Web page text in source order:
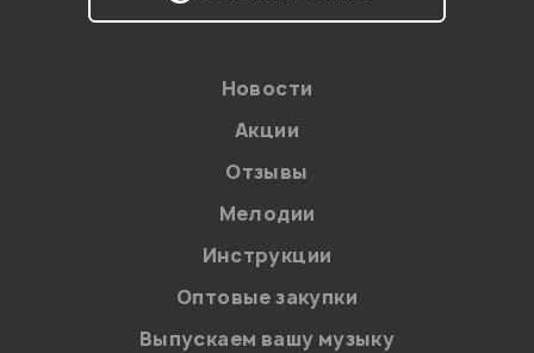
Новости
Акции
Отзывы
Мелодии
Инструкции
Оптовые закупки
Выпускаем вашу музыку